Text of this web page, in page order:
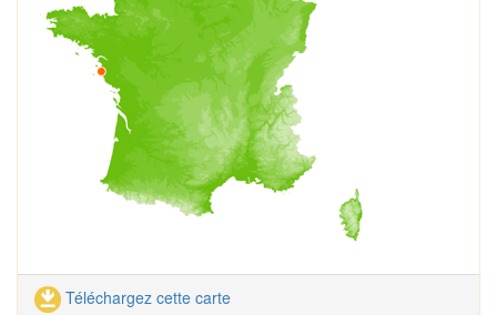
Téléchargez cette carte